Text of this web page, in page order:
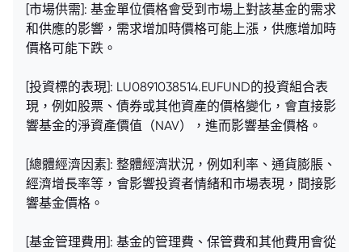
[市場供需]: 基金單位價格會受到市場上對該基金的需求
和供應的影響，需求增加時價格可能上漲，供應增加時
價格可能下跌。
[投資標的表現]: LU0891038514.EUFUND的投資組合表
現，例如股票、債券或其他資產的價格變化，會直接影
響基金的淨資產價值（NAV），進而影響基金價格。
[總體經濟因素]: 整體經濟狀況，例如利率、通貨膨脹、
經濟增長率等，會影響投資者情緒和市場表現，間接影
響基金價格。
[基金管理費用]: 基金的管理費、保管費和其他費用會從